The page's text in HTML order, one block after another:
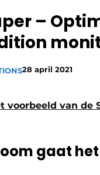
statement
aanmelden
–
28 april 2021
voorbeeld van de
gaat